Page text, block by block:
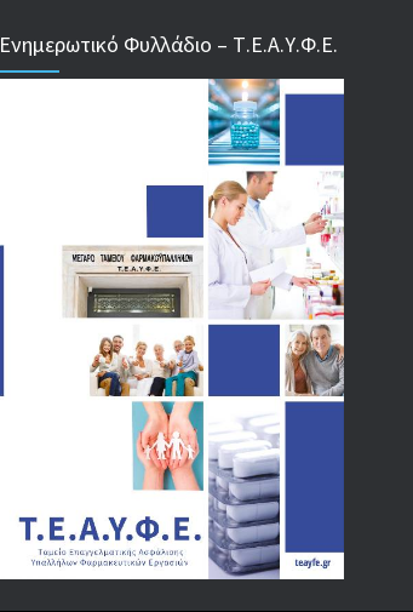
Ενημερωτικό Φυλλάδιο – Τ.Ε.Α.Υ.Φ.Ε.